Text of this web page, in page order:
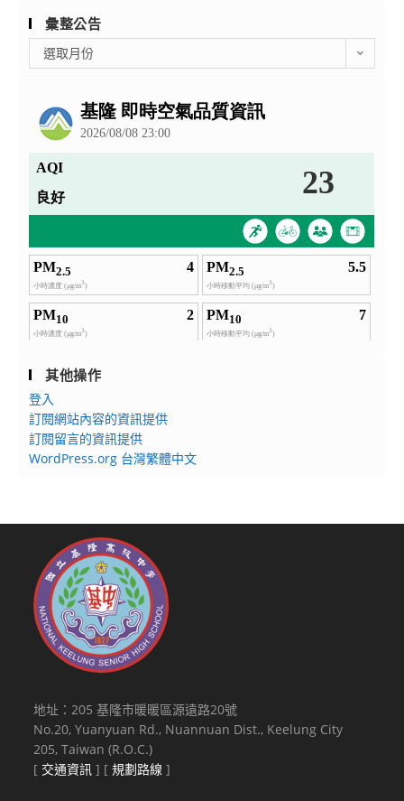
彙整公告
整
選取月份
其他操作
登入
訂閱網站內容的資訊提供
訂閱留言的資訊提供
WordPress.org 台灣繁體中文
地址：205 基隆市暖暖區源遠路20號
No.20, Yuanyuan Rd., Nuannuan Dist., Keelung City
205, Taiwan (R.O.C.)
[ 交通資訊 ] [規劃路線 ]